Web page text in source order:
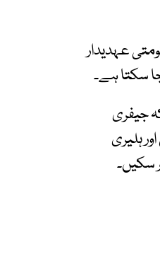
عہدیدار
سکتا ہے۔
جیفری
ہلیری
سکیں۔